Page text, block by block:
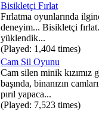
Bisikletçi Fırlat
Fırlatma oyunlarında
deneyim... Bisikletçi
yüklendik...
(Played: 1,404 times)
Cam Sil Oyunu
Cam silen minik kızımız
başında, binanızın
pırıl yapaca...
(Played: 7,523 times)